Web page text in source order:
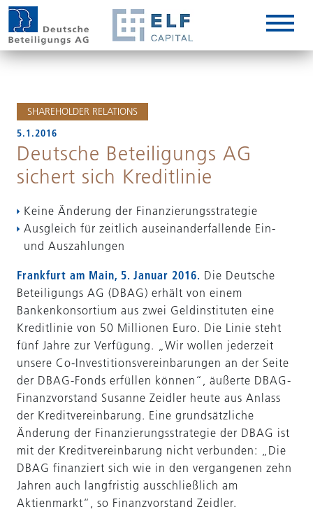
SHAREHOLDER RELATIONS
5.1.2016
Deutsche Beteiligungs AG
sichert sich Kreditlinie
Keine Änderung der Finanzierungsstrategie
Ausgleich für zeitlich auseinanderfallende Ein-
und Auszahlungen
Frankfurt am Main, 5. Januar 2016. Die Deutsche
Beteiligungs AG (DBAG) erhält von einem
Bankenkonsortium aus zwei Geldinstituten eine
Kreditlinie von 50 Millionen Euro. Die Linie steht
fünf Jahre zur Verfügung. „Wir wollen jederzeit
unsere Co-Investitionsvereinbarungen an der Seite
der DBAG-Fonds erfüllen können“, äußerte DBAG-
Finanzvorstand Susanne Zeidler heute aus Anlass
der Kreditvereinbarung. Eine grundsätzliche
Änderung der Finanzierungsstrategie der DBAG ist
mit der Kreditvereinbarung nicht verbunden: „Die
DBAG finanziert sich wie in den vergangenen zehn
Jahren auch langfristig ausschließlich am
Aktienmarkt“, so Finanzvorstand Zeidler.